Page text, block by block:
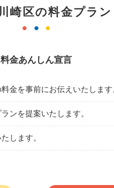
崎区の料金プラン
料金あんしん宣言
金を事前にお伝えいたします
ンを提案いたします。
します。